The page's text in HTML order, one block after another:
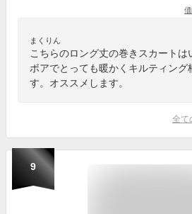
まくりん
こちらのロング丈の巻きスカートは
ボアでとっても暖かくキルティング
す。オススメします。
全て
9